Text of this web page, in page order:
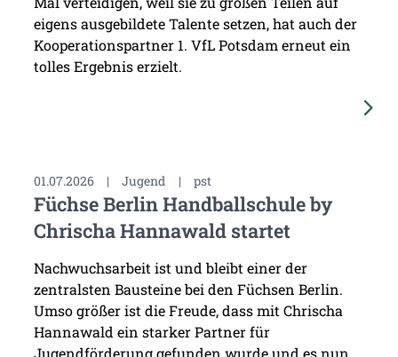
eigens ausgebildete Talente setzen, hat auch der
Kooperationspartner 1. VfL Potsdam erneut ein
tolles Ergebnis erzielt.
01.07.2026 | Jugend | pst
Füchse Berlin Handballschule by
Chrischa Hannawald startet
Nachwuchsarbeit ist und bleibt einer der
zentralsten Bausteine bei den Füchsen Berlin.
Umso größer ist die Freude, dass mit Chrischa
Hannawald ein starker Partner für
Jugendförderung gefunden wurde und es nun